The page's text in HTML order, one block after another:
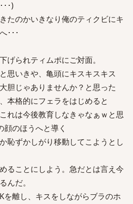
･･)
たのかいきなり俺のティクビにキ
･･･
げられティムポにご対面。
思いきや、亀頭にキスキスキス
胆じゃありませんか？と思った
本格的にフェラをはじめると
れは今後教育しなきゃなぁｗと思
のほうへと導く
恥ずかしがり移動してこようとし
ることにしよう。急だとは言え今
んだ。
を離し、キスをしながらブラのホ